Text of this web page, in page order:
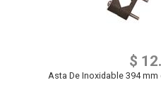
$
Asta De Inoxidable 394